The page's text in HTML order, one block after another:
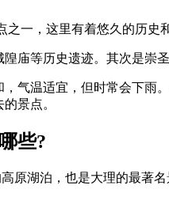
之一，这里有着悠久的历史
庙等历史遗迹。其次是崇
气温适宜，但时常会下雨
景点。
些?
原湖泊，也是大理的最著